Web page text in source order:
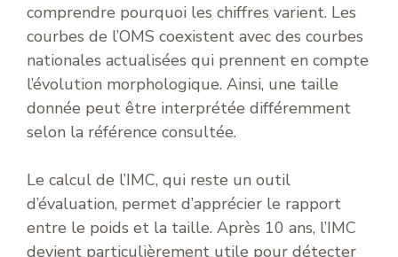
comprendre pourquoi les chiffres varient. Les
courbes de l’OMS coexistent avec des courbes
nationales actualisées qui prennent en compte
l’évolution morphologique. Ainsi, une taille
donnée peut être interprétée différemment
selon la référence consultée.
Le calcul de l’IMC, qui reste un outil
d’évaluation, permet d’apprécier le rapport
entre le poids et la taille. Après 10 ans, l’IMC
devient particulièrement utile pour détecter